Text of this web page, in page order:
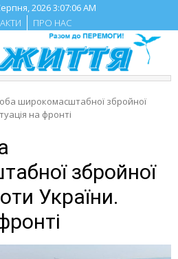
20263:07:07 AM
ПРО НАС
широкомасштабної збройної
на фронті
збройної
України.